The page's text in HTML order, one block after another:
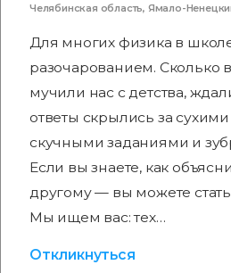
Челябинская область, Ямало-
Для многих физика в
разочарованием. Сколько
мучили нас с детства,
ответы скрылись за
скучными заданиями и
Если вы знаете, как
другому — вы можете
Мы ищем вас: тех…
Откликнуться